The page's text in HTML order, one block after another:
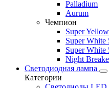
Palladium
Aurum
Чемпион
Super
Super White
Super White
Night
Светодиодная лампа
Категории